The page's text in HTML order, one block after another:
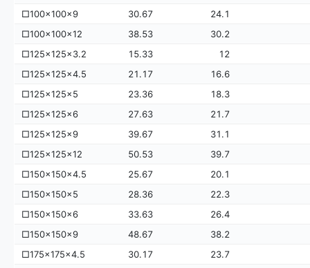
□100×100×9
30.67
24.1
□100×100×12
38.53
30.2
□125×125×3.2
15.33
12
□125×125×4.5
21.17
16.6
□125×125×5
23.36
18.3
□125×125×6
27.63
21.7
□125×125×9
39.67
31.1
□125×125×12
50.53
39.7
□150×150×4.5
25.67
20.1
□150×150×5
28.36
22.3
□150×150×6
33.63
26.4
□150×150×9
48.67
38.2
□175×175×4.5
30.17
23.7